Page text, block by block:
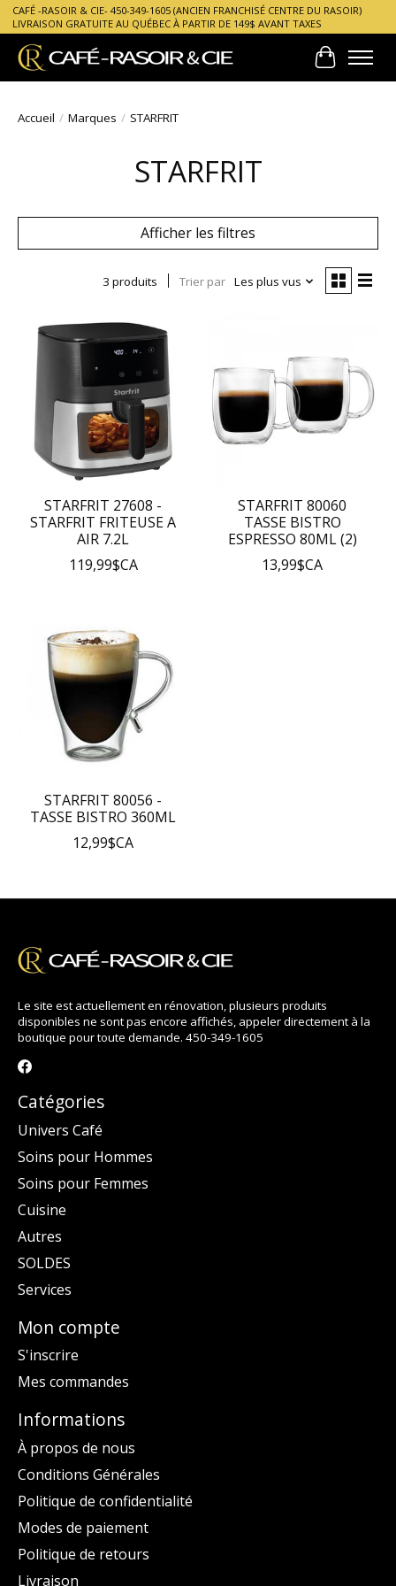
CAFÉ -RASOIR & CIE- 450-349-1605 (ANCIEN FRANCHISÉ CENTRE DU RASOIR)
LIVRAISON GRATUITE AU QUÉBEC À PARTIR DE 149$ AVANT TAXES
Panier
Accueil / Marques / STARFRIT
STARFRIT
Afficher les filtres
3 produits Trier par Les plus vus
STARFRIT 27608 -
STARFRIT FRITEUSE A
AIR 7.2L
119,99$CA
STARFRIT 80060
TASSE BISTRO
ESPRESSO 80ML (2)
13,99$CA
STARFRIT 80056 -
TASSE BISTRO 360ML
12,99$CA
Le site est actuellement en rénovation, plusieurs produits
disponibles ne sont pas encore affichés, appeler directement à la
boutique pour toute demande. 450-349-1605
Catégories
Univers Café
Soins pour Hommes
Soins pour Femmes
Cuisine
Autres
SOLDES
Services
Mon compte
S'inscrire
Mes commandes
Informations
À propos de nous
Conditions Générales
Politique de confidentialité
Modes de paiement
Politique de retours
Livraison